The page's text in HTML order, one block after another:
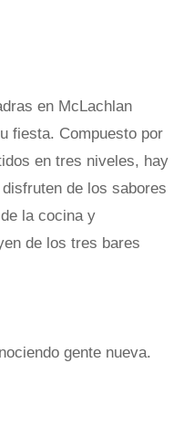
en McLachlan
fiesta. Compuesto por
en tres niveles, hay
de los sabores
la cocina y
de los tres bares
gente nueva.